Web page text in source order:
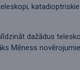
dažādus
Mēness